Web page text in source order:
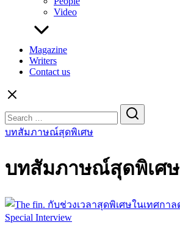
Video
Magazine
Writers
Contact us
for:
บทสัมภาษณ์สุดพิเศษ
บทสัมภาษณ์สุดพิเศษ
Special Interview